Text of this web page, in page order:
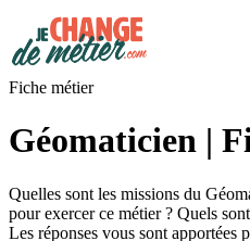
Fiche métier
Géomaticien |
Quelles sont les missions du
pour exercer ce métier ? Quels
Les réponses vous sont apportées